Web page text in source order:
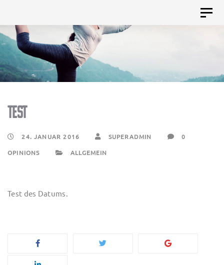
links
to
primary
navigation
Skip
content
Toggle
Test
24. JANUAR 2016 SUPERADMIN
0
OPINIONS
ALLGEMEIN
Test des Datums.